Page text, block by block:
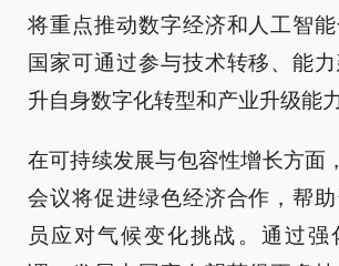
将重点推动数字经济和人工智
国家可通过参与技术转移、能
升自身数字化转型和产业升级能力
在可持续发展与包容性增长方面
会议将促进绿色经济合作，帮
员应对气候变化挑战。通过强